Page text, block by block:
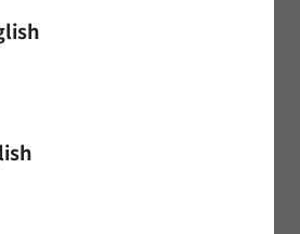
ートにご協力ください。
はお役に立ちましたか?
ついてのご意見・ご要望をお聞か